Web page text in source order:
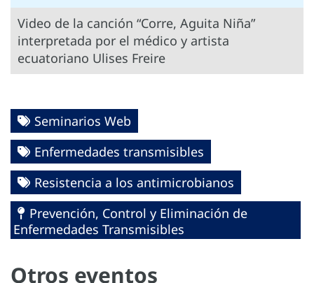
Video de la canción “Corre, Aguita Niña”
interpretada por el médico y artista
ecuatoriano Ulises Freire
Seminarios Web
Enfermedades transmisibles
Resistencia a los antimicrobianos
Prevención, Control y Eliminación de
Enfermedades Transmisibles
Otros eventos